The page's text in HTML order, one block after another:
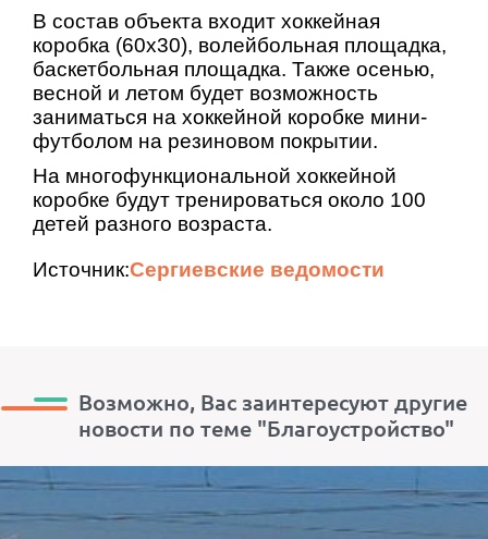
В состав объекта входит хоккейная
коробка (60x30), волейбольная площадка,
баскетбольная площадка. Также осенью,
весной и летом будет возможность
заниматься на хоккейной коробке мини-
футболом на резиновом покрытии.
На многофункциональной хоккейной
коробке будут тренироваться около 100
детей разного возраста.
Источник:Сергиевские ведомости
Возможно, Вас заинтересуют другие
новости по теме "Благоустройство"